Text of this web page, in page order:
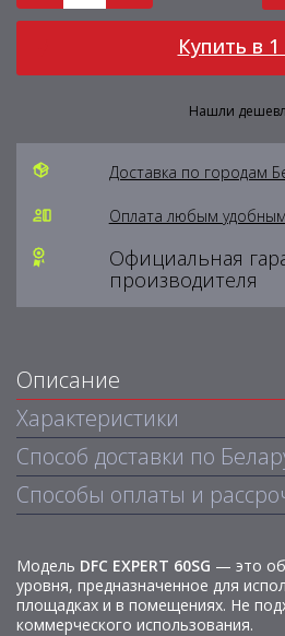
Купить в 1
Нашли
Доставка по городам
Оплата любым
Официальная
производителя
Описание
Характеристики
Способ доставки по
Способы оплаты и
Модель DFC EXPERT 60SG — это
уровня, предназначенное для
площадках и в помещениях. Не
коммерческого использования.